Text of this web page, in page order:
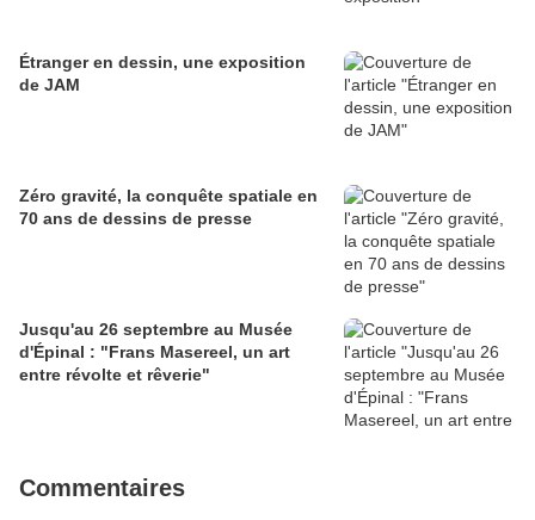
Étranger en dessin, une exposition
de JAM
Zéro gravité, la conquête spatiale en
70 ans de dessins de presse
Jusqu'au 26 septembre au Musée
d'Épinal : "Frans Masereel, un art
entre révolte et rêverie"
Commentaires